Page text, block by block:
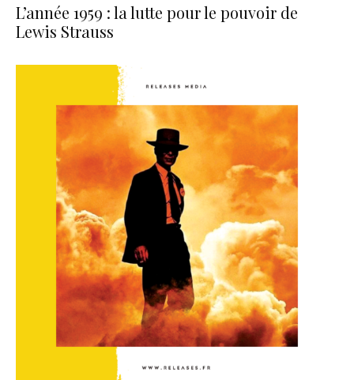
L’année 1959 : la lutte pour le pouvoir de
Lewis Strauss